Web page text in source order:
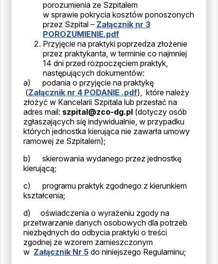
porozumienia ze Szpitalem
w sprawie pokrycia kosztów ponoszonych
przez Szpital – Załącznik nr 3
POROZUMIENIE.pdf
Przyjęcie na praktyki poprzedza złożenie
przez praktykanta, w terminie co najmniej
14 dni przed rozpoczęciem praktyk,
następujących dokumentów:
a) podania o przyjęcie na praktykę
(Załącznik nr 4 PODANIE .pdf), które należy
złożyć w Kancelarii Szpitala lub przesłać na
adres mail: szpital@zco-dg.pl (dotyczy osób
zgłaszających się indywidualnie, w przypadku
których jednostka kierująca nie zawarła umowy
ramowej ze Szpitalem);
b) skierowania wydanego przez jednostkę
kierującą;
c) programu praktyk zgodnego z kierunkiem
kształcenia;
d) oświadczenia o wyrażeniu zgody na
przetwarzanie danych osobowych dla potrzeb
niezbędnych do odbycia praktyki o treści
zgodnej ze wzorem zamieszczonym
w Załącznik Nr 5 do niniejszego Regulaminu;